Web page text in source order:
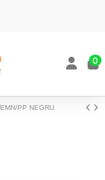
0
PP NEGRU